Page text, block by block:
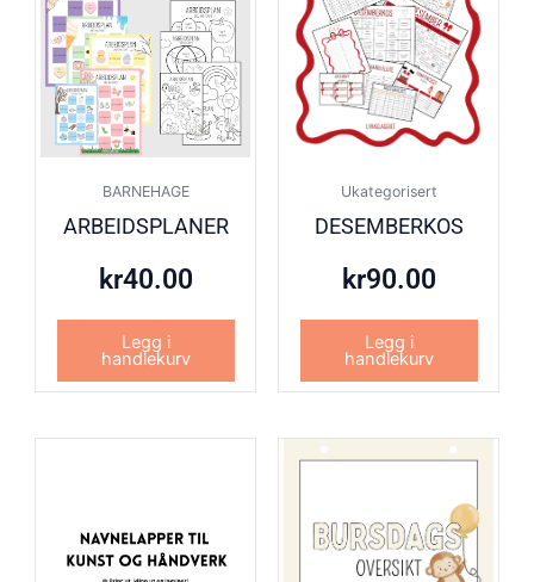
BARNEHAGE
ARBEIDSPLANER
kr40.00
Legg i
handlekurv
Ukategorisert
DESEMBERKOS
kr90.00
Legg i
handlekurv